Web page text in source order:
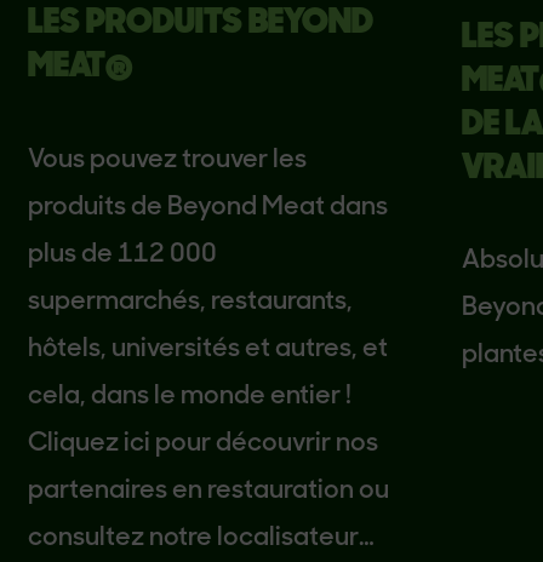
PRODUITS BEYOND
pouvez trouver les
de Beyond Meat dans
de 112 000
restaurants,
universités et autres, et
dans le monde entier !
ici pour découvrir nos
en restauration ou
notre localisateur
LES
DE LA
Beyond
plantes